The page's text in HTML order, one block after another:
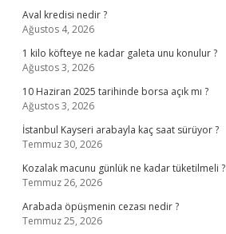
Aval kredisi nedir ?
Ağustos 4, 2026
1 kilo köfteye ne kadar galeta unu konulur ?
Ağustos 3, 2026
10 Haziran 2025 tarihinde borsa açık mı ?
Ağustos 3, 2026
İstanbul Kayseri arabayla kaç saat sürüyor ?
Temmuz 30, 2026
Kozalak macunu günlük ne kadar tüketilmeli ?
Temmuz 26, 2026
Arabada öpüşmenin cezası nedir ?
Temmuz 25, 2026